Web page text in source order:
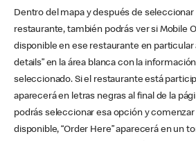
Dentro del mapa y después de
restaurante, también podrás ver si Mobile
disponible en ese restaurante en particular
details” en la área blanca con la
seleccionado. Si el restaurante está
aparecerá en letras negras al final de la
podrás seleccionar esa opción y
disponible, “Order Here” aparecerá en un